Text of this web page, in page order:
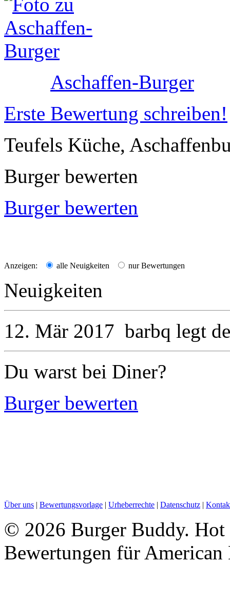
Aschaffen-Burger
Erste Bewertung schreiben!
Teufels Küche,
Burger bewerten
Burger bewerten
Anzeigen: alle Neuigkeiten nur Bewertungen
Neuigkeiten
12. Mär 2017 barbq legt
Du warst bei Diner?
Burger bewerten
Über uns | Bewertungsvorlage | Urheberrechte | Datenschutz |
© 2026 Burger Buddy.
Bewertungen für